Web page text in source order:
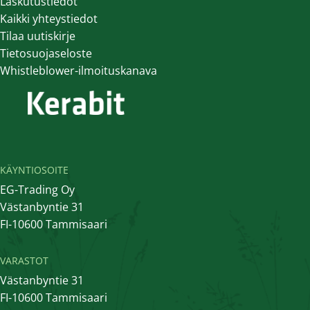
Kaikki yhteystiedot
Tilaa uutiskirje
Tietosuojaseloste
Whistleblower-ilmoituskanava
KÄYNTIOSOITE
EG-Trading Oy
Västanbyntie 31
FI-10600 Tammisaari
VARASTOT
Västanbyntie 31
FI-10600 Tammisaari